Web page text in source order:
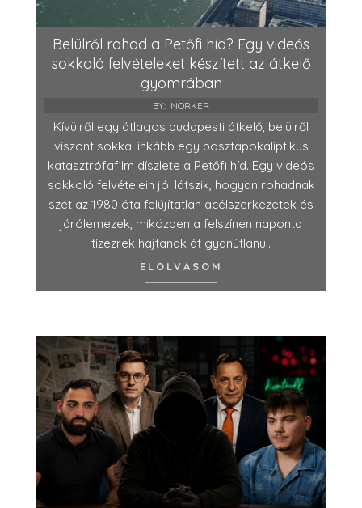
Belülről rohad a Petőfi híd? Egy videós
sokkoló felvételeket készített az átkelő
gyomrában
BY: NORKER
Kívülről egy átlagos budapesti átkelő, belülről
viszont sokkal inkább egy posztapokaliptikus
katasztrófafilm díszlete a Petőfi híd. Egy videós
sokkoló felvételein jól látszik, hogyan rohadnak
szét az 1980 óta felújítatlan acélszerkezetek és
járólemezek, miközben a felszínen naponta
tízezrek hajtanak át gyanútlanul.
ELOLVASOM